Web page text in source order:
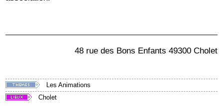
48 rue des Bons Enfants 49300 Cholet
Les Animations
Cholet